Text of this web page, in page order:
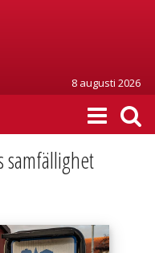
8 augusti 2026
samfällighet